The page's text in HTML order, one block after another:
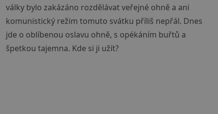
války bylo zakázáno rozdělávat veřejné ohně a ani
komunistický režim tomuto svátku příliš nepřál. Dnes
jde o oblíbenou oslavu ohně, s opékáním buřtů a
špetkou tajemna. Kde si ji užít?